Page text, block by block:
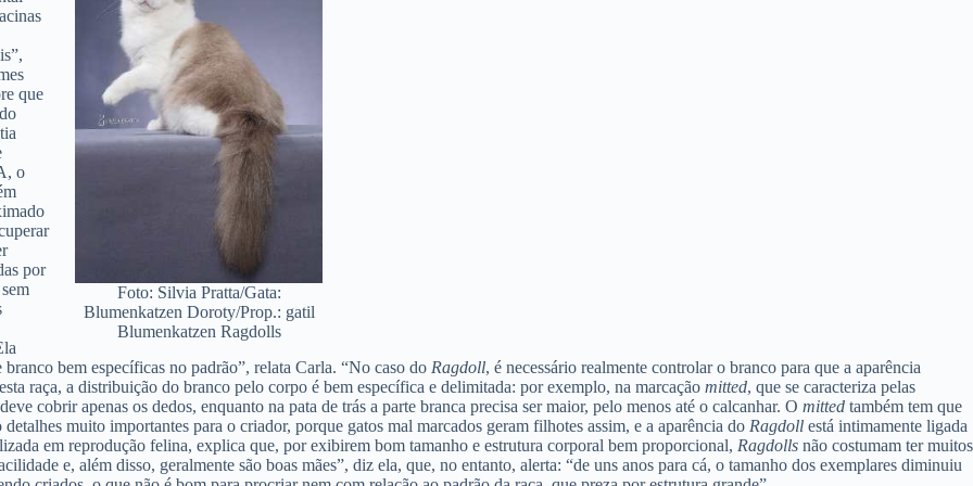
Foto: Silvia Pratta/Gata:
Blumenkatzen Doroty/Prop.: gatil
Blumenkatzen Ragdolls
que
o
por
bem específicas no padrão”, relata Carla. “No caso do Ragdoll, é necessário realmente controlar o branco para que a aparência
raça, a distribuição do branco pelo corpo é bem específica e delimitada: por exemplo, na marcação mitted, que se caracteriza pelas
cobrir apenas os dedos, enquanto na pata de trás a parte branca precisa ser maior, pelo menos até o calcanhar. O mitted também tem que
muito importantes para o criador, porque gatos mal marcados geram filhotes assim, e a aparência do Ragdoll está intimamente ligada
em reprodução felina, explica que, por exibirem bom tamanho e estrutura corporal bem proporcional, Ragdolls não costumam ter muitos
e, além disso, geralmente são boas mães”, diz ela, que, no entanto, alerta: “de uns anos para cá, o tamanho dos exemplares diminuiu